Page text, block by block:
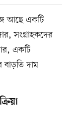
আছে একটি
সংগ্রাহকদের
একটি
বাড়তি দাম